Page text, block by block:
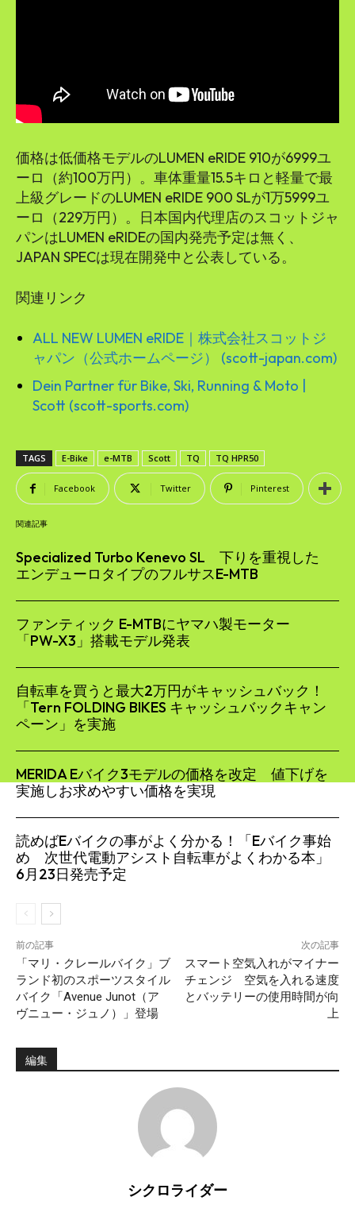
価格は低価格モデルのLUMEN eRIDE 910が6999ユ
ーロ（約100万円）。車体重量15.5キロと軽量で最
上級グレードのLUMEN eRIDE 900 SLが1万5999ユ
ーロ（229万円）。日本国内代理店のスコットジャ
パンはLUMEN eRIDEの国内発売予定は無く、
JAPAN SPECは現在開発中と公表している。
関連リンク
ALL NEW LUMEN eRIDE｜株式会社スコットジ
ャパン（公式ホームページ） (scott-japan.com)
Dein Partner für Bike, Ski, Running & Moto |
Scott (scott-sports.com)
TAGS E-Bike e-MTB Scott TQ TQ HPR50
Facebook Twitter Pinterest
関連記事
Specialized Turbo Kenevo SL 下りを重視した
エンデューロタイプのフルサスE-MTB
ファンティック E-MTBにヤマハ製モーター
「PW-X3」搭載モデル発表
自転車を買うと最大2万円がキャッシュバック！
「Tern FOLDING BIKES キャッシュバックキャン
ペーン」を実施
MERIDA Eバイク3モデルの価格を改定 値下げを
実施しお求めやすい価格を実現
読めばEバイクの事がよく分かる！「Eバイク事始
め 次世代電動アシスト自転車がよくわかる本」
6月23日発売予定
前の記事
「マリ・クレールバイク」ブ
ランド初のスポーツスタイル
バイク「Avenue Junot（ア
ヴニュー・ジュノ）」登場
次の記事
スマート空気入れがマイナー
チェンジ 空気を入れる速度
とバッテリーの使用時間が向
上
編集
シクロライダー